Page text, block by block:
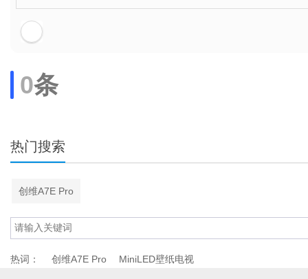
0条
热门搜索
创维A7E Pro
热词： 创维A7E Pro MiniLED壁纸电视